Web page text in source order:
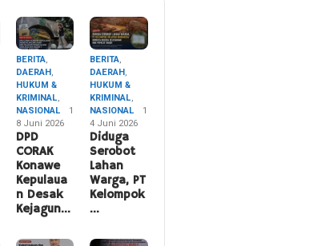
BERITA,
DAERAH,
HUKUM &
KRIMINAL,
NASIONAL
1
8 Juni 2026
DPD
CORAK
Konawe
Kepulaua
n Desak
Kejagun…
BERITA,
DAERAH,
HUKUM &
KRIMINAL,
NASIONAL
1
4 Juni 2026
Diduga
Serobot
Lahan
Warga, PT
Kelompok
…